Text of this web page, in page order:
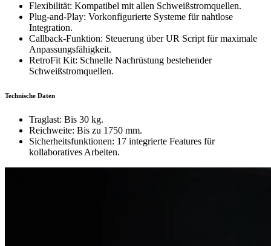
Flexibilität: Kompatibel mit allen Schweißstromquellen.
Plug-and-Play: Vorkonfigurierte Systeme für nahtlose
Integration.
Callback-Funktion: Steuerung über UR Script für maximale
Anpassungsfähigkeit.
RetroFit Kit: Schnelle Nachrüstung bestehender
Schweißstromquellen.
Technische Daten
Traglast: Bis 30 kg.
Reichweite: Bis zu 1750 mm.
Sicherheitsfunktionen: 17 integrierte Features für
kollaboratives Arbeiten.